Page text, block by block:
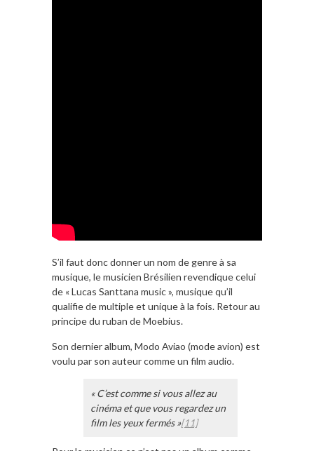
S’il faut donc donner un nom de genre à sa
musique, le musicien Brésilien revendique celui
de « Lucas Santtana music », musique qu’il
qualifie de multiple et unique à la fois. Retour au
principe du ruban de Moebius.
Son dernier album, Modo Aviao (mode avion) est
voulu par son auteur comme un film audio.
« C’est comme si vous allez au
cinéma et que vous regardez un
film les yeux fermés »[11]